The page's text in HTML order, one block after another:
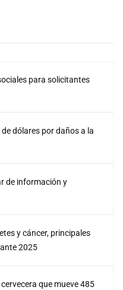
para solicitantes
dólares por daños a la
de información y
y cáncer, principales
2025
que mueve 485